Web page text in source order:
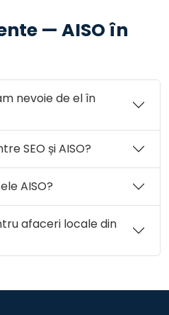
— AISO în
nevoie de el în
SEO și AISO?
AISO?
afaceri locale din